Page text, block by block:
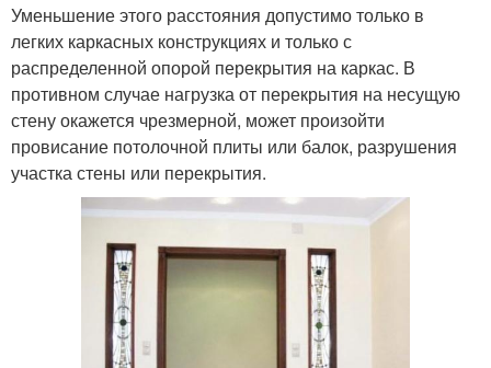
Уменьшение этого расстояния допустимо только в
легких каркасных конструкциях и только с
распределенной опорой перекрытия на каркас. В
противном случае нагрузка от перекрытия на несущую
стену окажется чрезмерной, может произойти
провисание потолочной плиты или балок, разрушения
участка стены или перекрытия.